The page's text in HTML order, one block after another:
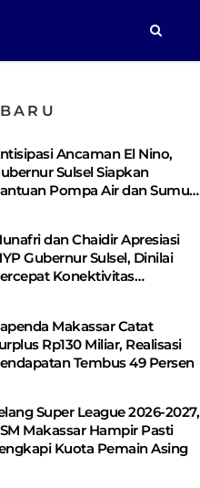
Ancaman El Nino,
Sulsel Siapkan
Pompa Air dan Sumur
dan Chaidir Apresiasi
Gubernur Sulsel, Dinilai
Konektivitas
Makassar Catat
Rp130 ​​Miliar, Realisasi
Tembus 49 Persen
Super League 2026-2027,
Makassar Hampir Pasti
Kuota Pemain Asing